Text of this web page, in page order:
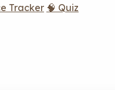
Tracker 🧠 Quiz